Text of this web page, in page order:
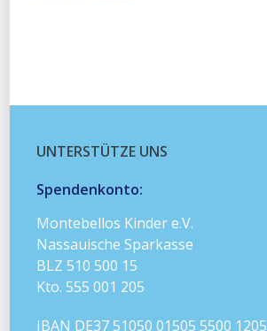
UNTERSTÜTZE UNS
Spendenkonto:
Montebellos Kinder e.V.
Nassauische Sparkasse
BLZ 510 500 15
Kto. 555 001 205
IBAN DE37 51050 01505 5500 1205